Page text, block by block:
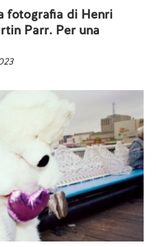
fotografia di Henri
Parr. Per una